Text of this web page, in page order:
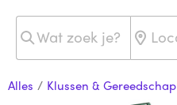
Alles / Klussen & Gereedschap